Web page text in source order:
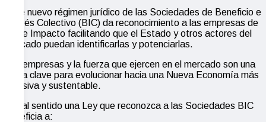
Este nuevo régimen jurídico de las Sociedades de Beneficio e
Interés Colectivo (BIC) da reconocimiento a las empresas de
Triple Impacto facilitando que el Estado y otros actores del
mercado puedan identificarlas y potenciarlas.
Las empresas y la fuerza que ejercen en el mercado son una
pieza clave para evolucionar hacia una Nueva Economía más
inclusiva y sustentable.
En tal sentido una Ley que reconozca a las Sociedades BIC
beneficia a: